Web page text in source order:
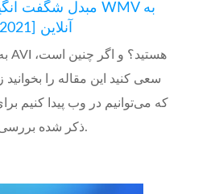
AVI آنلاین [2021]
سعی کنید این مقاله را بخوانید
که می‌توانیم در وب پیدا کنیم
ذکر شده بررسی می‌کنیم.